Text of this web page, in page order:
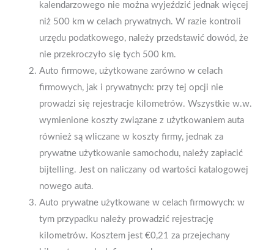
kalendarzowego nie można wyjeździć jednak więcej
niż 500 km w celach prywatnych. W razie kontroli
urzędu podatkowego, należy przedstawić dowód, że
nie przekroczyło się tych 500 km.
Auto firmowe, użytkowane zarówno w celach
firmowych, jak i prywatnych: przy tej opcji nie
prowadzi się rejestracje kilometrów. Wszystkie w.w.
wymienione koszty związane z użytkowaniem auta
również są wliczane w koszty firmy, jednak za
prywatne użytkowanie samochodu, należy zapłacić
bijtelling. Jest on naliczany od wartości katalogowej
nowego auta.
Auto prywatne użytkowane w celach firmowych: w
tym przypadku należy prowadzić rejestrację
kilometrów. Kosztem jest €0,21 za przejechany